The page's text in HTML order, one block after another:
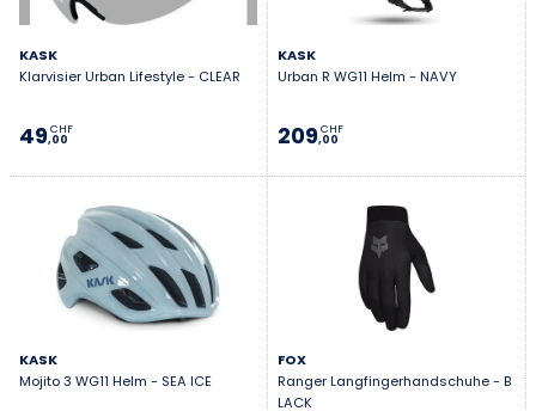
KASK
Klarvisier Urban Lifestyle - CLEAR
49,00
CHF
KASK
Urban R WG11 Helm - NAVY
209,00
CHF
KASK
Mojito 3 WG11 Helm - SEA ICE
FOX
Ranger Langfingerhandschuhe - B
LACK